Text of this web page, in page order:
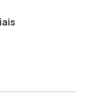
ao